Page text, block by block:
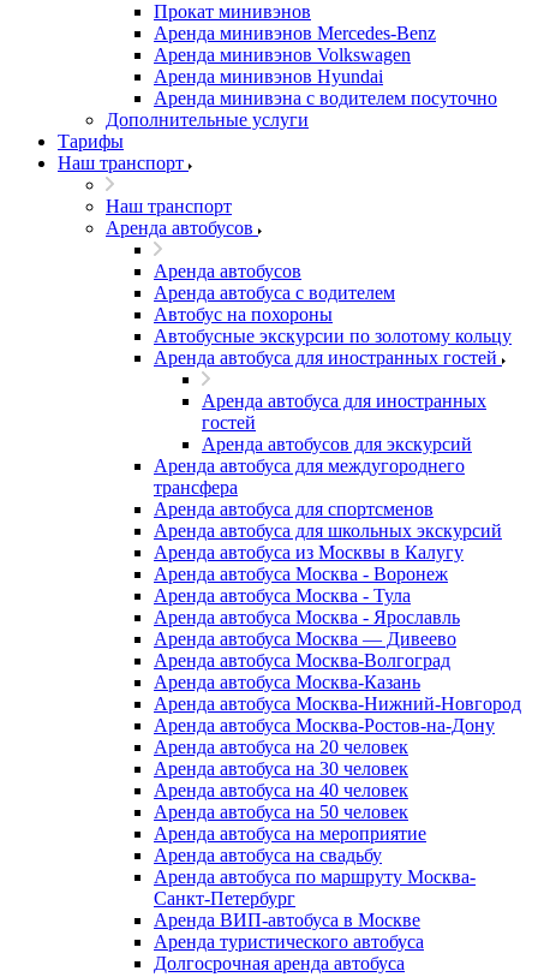
Прокат минивэнов
Аренда минивэнов Mercedes-Benz
Аренда минивэнов Volkswagen
Аренда минивэнов Hyundai
Аренда минивэна с водителем посуточно
Дополнительные услуги
Тарифы
Наш транспорт
Наш транспорт
Аренда автобусов
Аренда автобусов
Аренда автобуса с водителем
Автобус на похороны
Автобусные экскурсии по золотому кольцу
Аренда автобуса для иностранных гостей
Аренда автобуса для иностранных
гостей
Аренда автобусов для экскурсий
Аренда автобуса для междугороднего
трансфера
Аренда автобуса для спортсменов
Аренда автобуса для школьных экскурсий
Аренда автобуса из Москвы в Калугу
Аренда автобуса Москва - Воронеж
Аренда автобуса Москва - Тула
Аренда автобуса Москва - Ярославль
Аренда автобуса Москва — Дивеево
Аренда автобуса Москва-Волгоград
Аренда автобуса Москва-Казань
Аренда автобуса Москва-Нижний-Новгород
Аренда автобуса Москва-Ростов-на-Дону
Аренда автобуса на 20 человек
Аренда автобуса на 30 человек
Аренда автобуса на 40 человек
Аренда автобуса на 50 человек
Аренда автобуса на мероприятие
Аренда автобуса на свадьбу
Аренда автобуса по маршруту Москва-
Санкт-Петербург
Аренда ВИП-автобуса в Москве
Аренда туристического автобуса
Долгосрочная аренда автобуса